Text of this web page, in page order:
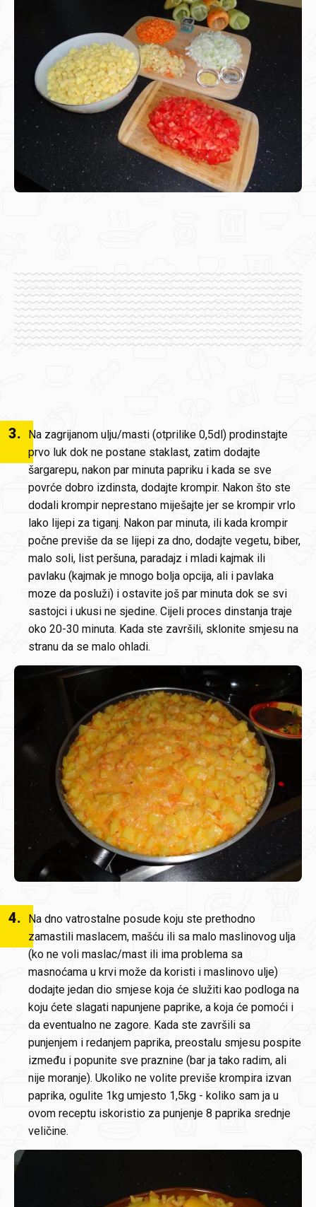
3.
Na zagrijanom ulju/masti (otprilike 0,5dl) prodinstajte
prvo luk dok ne postane staklast, zatim dodajte
šargarepu, nakon par minuta papriku i kada se sve
povrće dobro izdinsta, dodajte krompir. Nakon što ste
dodali krompir neprestano miješajte jer se krompir vrlo
lako lijepi za tiganj. Nakon par minuta, ili kada krompir
počne previše da se lijepi za dno, dodajte vegetu, biber,
malo soli, list peršuna, paradajz i mladi kajmak ili
pavlaku (kajmak je mnogo bolja opcija, ali i pavlaka
moze da posluži) i ostavite još par minuta dok se svi
sastojci i ukusi ne sjedine. Cijeli proces dinstanja traje
oko 20-30 minuta. Kada ste završili, sklonite smjesu na
stranu da se malo ohladi.
4.
Na dno vatrostalne posude koju ste prethodno
zamastili maslacem, mašću ili sa malo maslinovog ulja
(ko ne voli maslac/mast ili ima problema sa
masnoćama u krvi može da koristi i maslinovo ulje)
dodajte jedan dio smjese koja će služiti kao podloga na
koju ćete slagati napunjene paprike, a koja će pomoći i
da eventualno ne zagore. Kada ste završili sa
punjenjem i redanjem paprika, preostalu smjesu pospite
između i popunite sve praznine (bar ja tako radim, ali
nije moranje). Ukoliko ne volite previše krompira izvan
paprika, ogulite 1kg umjesto 1,5kg - koliko sam ja u
ovom receptu iskoristio za punjenje 8 paprika srednje
veličine.